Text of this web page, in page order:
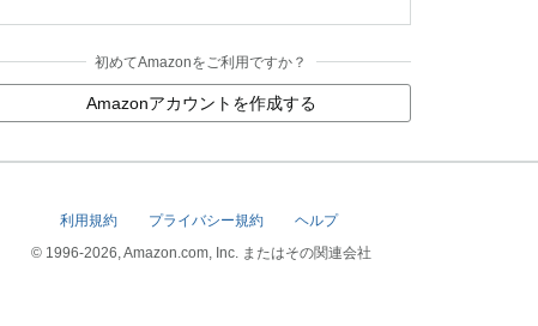
初めてAmazonをご利用ですか？
Amazonアカウントを作成する
利用規約 プライバシー規約
ヘルプ
© 1996-2026, Amazon.com, Inc. またはその関連会社